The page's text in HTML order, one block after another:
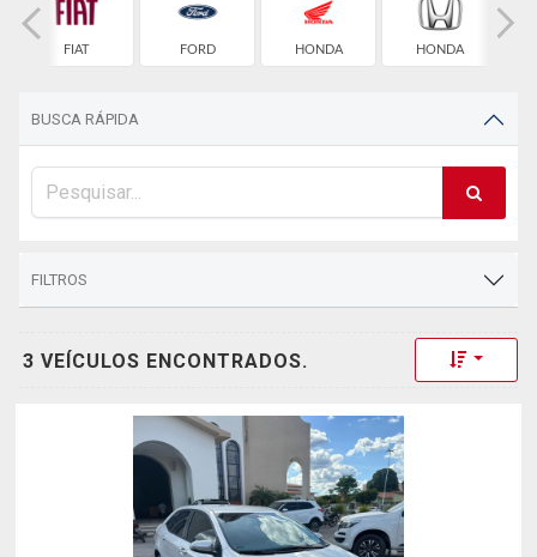
FIAT FORD HONDA HONDA
BUSCA RÁPIDA
FILTROS
3 VEÍCULOS ENCONTRADOS. Toggle